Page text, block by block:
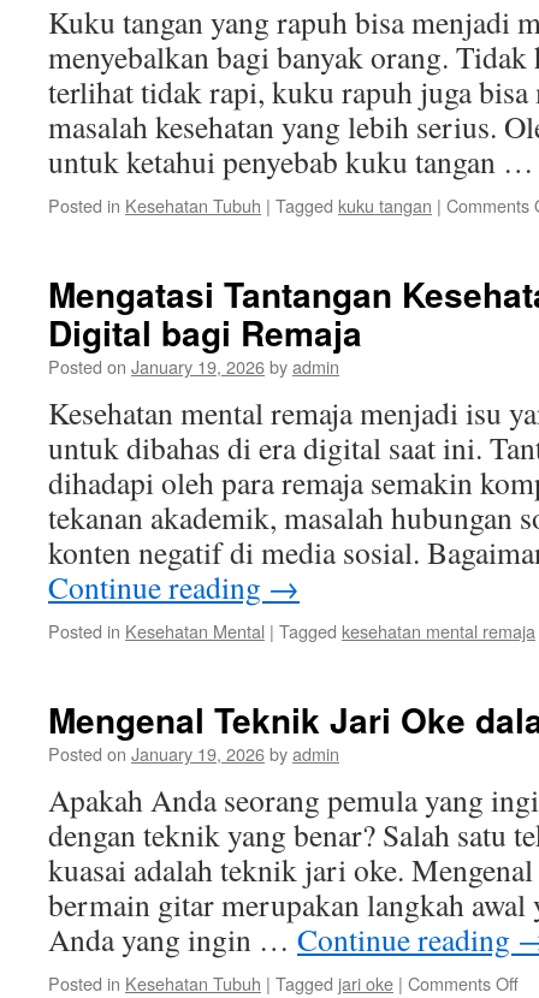
Kuku tangan yang rapuh bisa menjadi
menyebalkan bagi banyak orang. Tidak
terlihat tidak rapi, kuku rapuh juga bisa
masalah kesehatan yang lebih serius.
untuk ketahui penyebab kuku tangan
Posted in Kesehatan Tubuh | Tagged kuku tangan | Comments
Mengatasi Tantangan
Digital bagi Remaja
Posted on January 19, 2026byadmin
Kesehatan mental remaja menjadi isu
untuk dibahas di era digital saat ini.
dihadapi oleh para remaja semakin
tekanan akademik, masalah hubungan
konten negatif di media sosial.
Continue reading →
Posted in Kesehatan Mental | Tagged kesehatan mental remaja
Mengenal Teknik Jari Oke
Posted on January 19, 2026byadmin
Apakah Anda seorang pemula yang
dengan teknik yang benar? Salah satu
kuasai adalah teknik jari oke.
bermain gitar merupakan langkah
Anda yang ingin … Continue reading
Posted in Kesehatan Tubuh | Tagged jari oke | Comments Offon